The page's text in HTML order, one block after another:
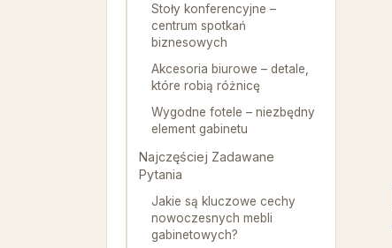
Stoły konferencyjne –
centrum spotkań
biznesowych
Akcesoria biurowe – detale,
które robią różnicę
Wygodne fotele – niezbędny
element gabinetu
Najczęściej Zadawane
Pytania
Jakie są kluczowe cechy
nowoczesnych mebli
gabinetowych?